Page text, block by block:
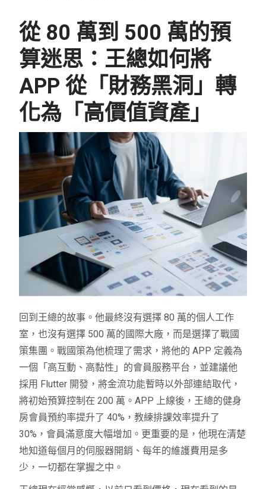
從 80 萬到 500 萬的預
算迷思：王總如何將
APP 從「財務黑洞」轉
化為「高價值資產」
回到王總的故事。他最終沒有選擇 80 萬的個人工作
室，也沒有選擇 500 萬的國際大廠，而是選擇了戰國
策集團。戰國策為他梳理了需求，將他的 APP 定義為
一個「高互動、高黏性」的會員服務平台，並建議他
採用 Flutter 開發，將金流功能暫時以外部連結取代，
將初始預算控制在 200 萬。APP 上線後，王總的健身
房會員預約率提升了 40%，教練排課效率提升了
30%，會員滿意度大幅增加。更重要的是，他現在清楚
地知道每個月的伺服器開銷、每年的維護費用是多
少，一切都在掌握之中。